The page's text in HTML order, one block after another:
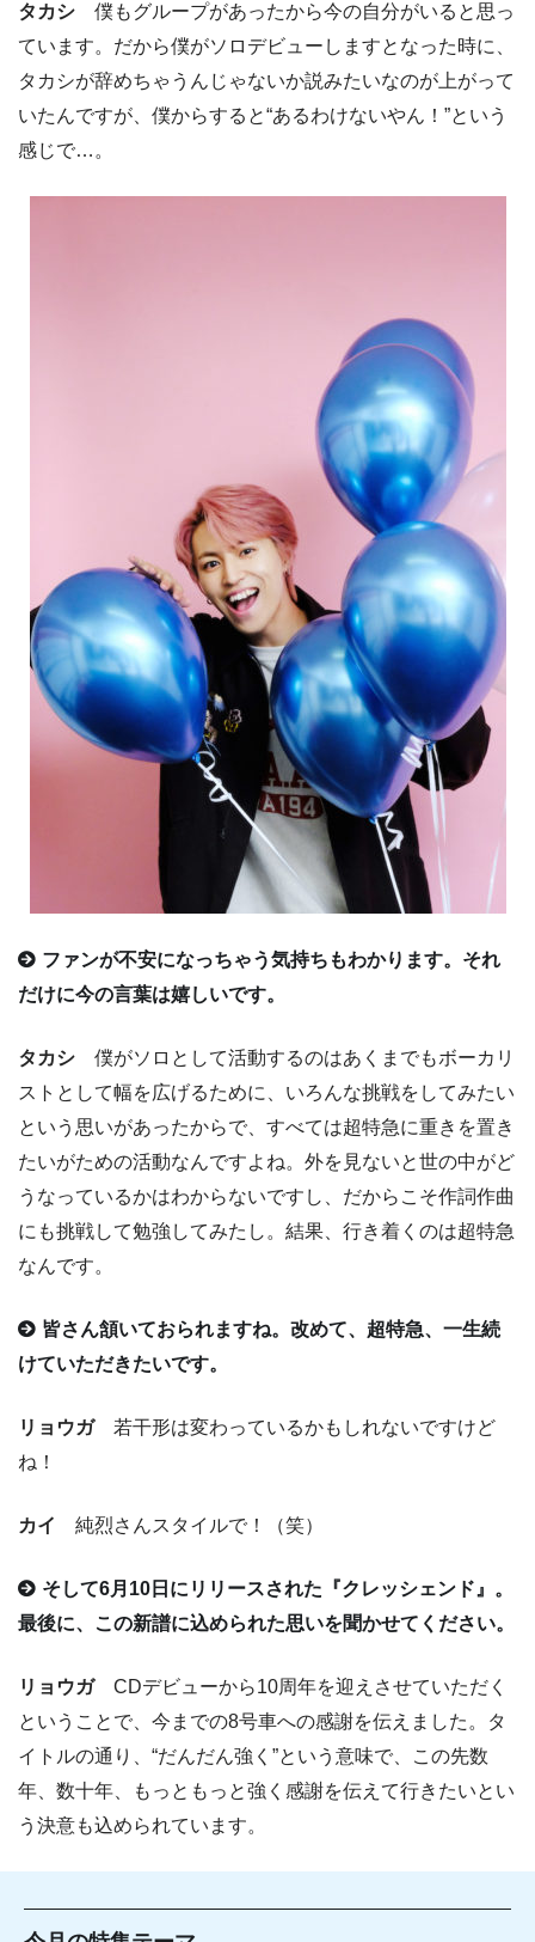
タカシ 僕もグループがあったから今の自分がいると思っ
ています。だから僕がソロデビューしますとなった時に、
タカシが辞めちゃうんじゃないか説みたいなのが上がって
いたんですが、僕からすると“あるわけないやん！”という
感じで…。
ファンが不安になっちゃう気持ちもわかります。それ
だけに今の言葉は嬉しいです。
タカシ 僕がソロとして活動するのはあくまでもボーカリ
ストとして幅を広げるために、いろんな挑戦をしてみたい
という思いがあったからで、すべては超特急に重きを置き
たいがための活動なんですよね。外を見ないと世の中がど
うなっているかはわからないですし、だからこそ作詞作曲
にも挑戦して勉強してみたし。結果、行き着くのは超特急
なんです。
皆さん頷いておられますね。改めて、超特急、一生続
けていただきたいです。
リョウガ若干形は変わっているかもしれないですけど
ね！
カイ 純烈さんスタイルで！（笑）
そして6月10日にリリースされた『クレッシェンド』。
最後に、この新譜に込められた思いを聞かせてください。
リョウガCDデビューから10周年を迎えさせていただく
ということで、今までの8号車への感謝を伝えました。タ
イトルの通り、“だんだん強く”という意味で、この先数
年、数十年、もっともっと強く感謝を伝えて行きたいとい
う決意も込められています。